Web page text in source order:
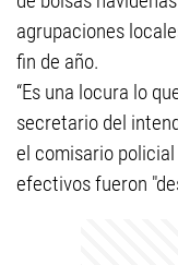
agrupaciones
fin de año.
“Es una locura lo
secretario del
el comisario
efectivos fueron